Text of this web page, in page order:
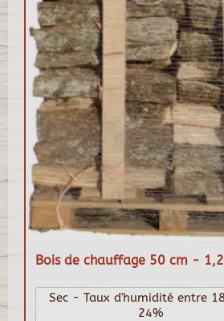
Bois de chauffage 50 cm -
Sec - Taux d'humidité entre
24%